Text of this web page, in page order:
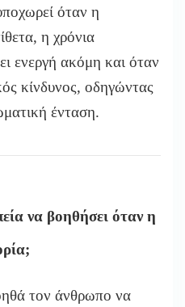
όταν η
η χρόνια
ενεργή ακόμη και όταν
κίνδυνος, οδηγώντας
ένταση.
να βοηθήσει όταν η
τον άνθρωπο να